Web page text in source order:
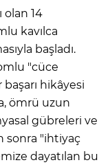
olan 14
kavılca
başladı.
"cüce
hikâyesi
ömrü uzun
gübreleri ve
sonra "ihtiyaç
dayatılan bu